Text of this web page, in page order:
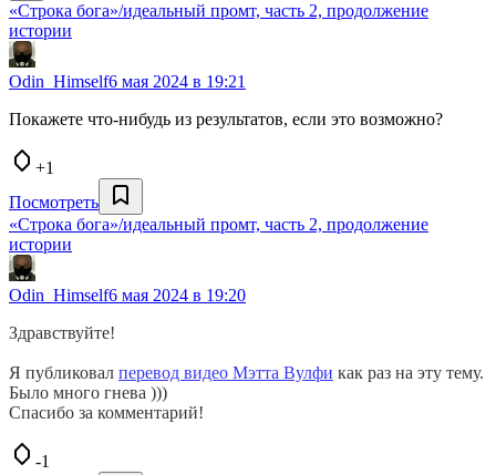
«Строка бога»/идеальный промт, часть 2, продолжение
истории
Odin_Himself6 мая 2024 в 19:21
Покажете что-нибудь из результатов, если это возможно?
+1
Посмотреть
«Строка бога»/идеальный промт, часть 2, продолжение
истории
Odin_Himself6 мая 2024 в 19:20
Здравствуйте!
Я публиковал перевод видео Мэтта Вулфи как раз на эту тему.
Было много гнева )))
Спасибо за комментарий!
-1